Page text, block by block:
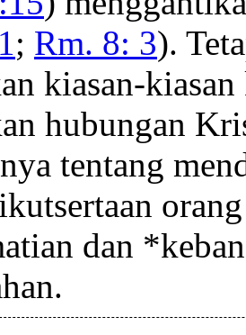
; Rm. 8: 3).
kiasan-
hubungan
tentang
dan